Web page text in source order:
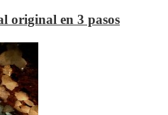
original en 3 pasos